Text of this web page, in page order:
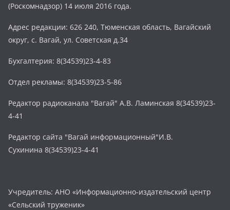
(Роскомнадзор) 14 июля 2016 года.
Адрес редакции: 626 240, Тюменская область, Вагайский
округ, с. Вагай, ул. Советская д.34
Бухгалтерия: 8(34539)23-4-83
Отдел рекламы: 8(34539)23-5-86
Редактор радиоканала "Вагай" А.В. Ламинская 8(34539)23-
4-41
Редактор сайта "Вагай информационный"И.В.
Сухинина 8(34539)23-4-41
Учредитель: АНО «Информационно-издательский центр
«Сельский труженик»